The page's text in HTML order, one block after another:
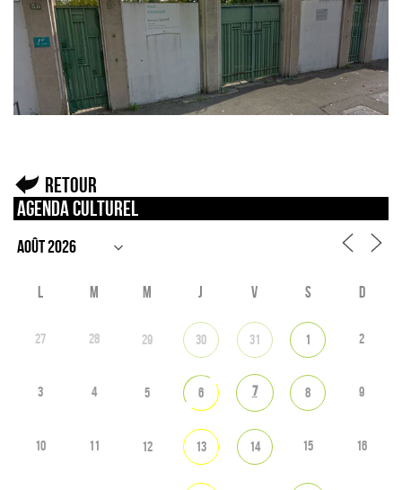
Retour
Agenda culturel
L M M J V S D
27 28 29 30 31 1 2
3 4 5 6 7 8 9
10 11 12 13 14 15 16